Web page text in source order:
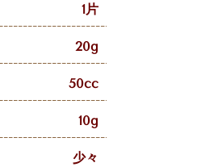
1片
20g
50cc
10g
少々